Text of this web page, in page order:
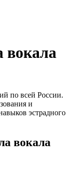
по всей России.
и
эстрадного
вокала